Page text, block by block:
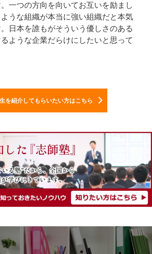
一つの方向を向いてお互いを励まし
うな組織が本当に強い組織だと本気
日本を誰もがそういう優しさのある
ような企業だらけにしたいと思って
を紹介してもらいたい方はこちら